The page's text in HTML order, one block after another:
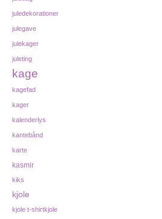
juledekorationer
julegave
julekager
juleting
kage
kagefad
kager
kalenderlys
kantebånd
karte
kasmir
kiks
kjole
kjole t-shirtkjole